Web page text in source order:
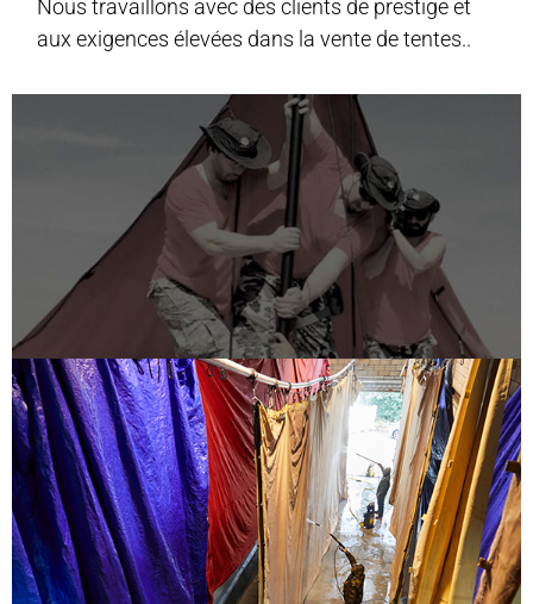
Nous travaillons avec des clients de prestige et
aux exigences élevées dans la vente de tentes..